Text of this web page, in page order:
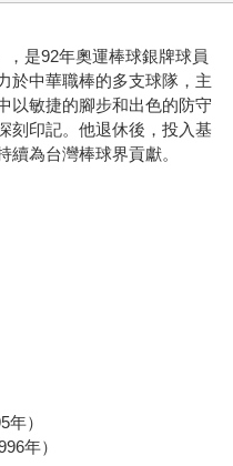
，是92年奧運棒球銀牌球員
於中華職棒的多支球隊，主
以敏捷的腳步和出色的防守
刻印記。他退休後，投入基
續為台灣棒球界貢獻。
）
年）